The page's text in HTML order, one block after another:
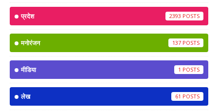
प्रदेश 2393
मनोरंजन 137
मीडिया 1
लेख 61